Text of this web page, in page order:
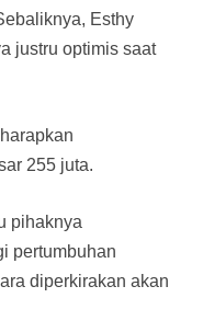
Esthy
justru optimis saat
255 juta.
pihaknya
pertumbuhan
diperkirakan akan